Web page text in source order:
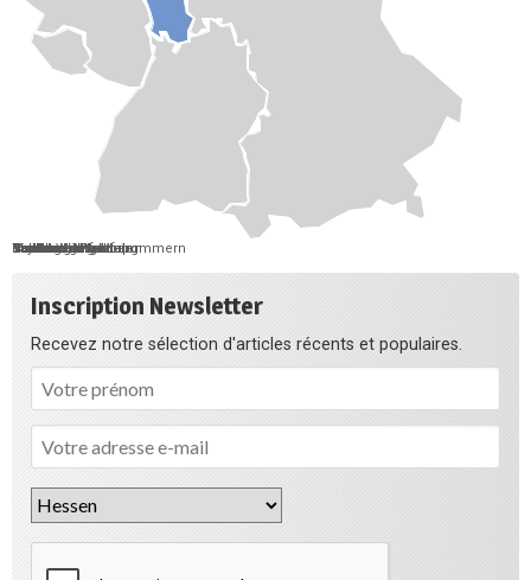
Berlin
Bremen
Hamburg
Saarland
Schleswig-Holstein
Mecklenburg-Vorpommern
Brandenburg
Niedersachsen
Sachsen-Anhalt
Sachsen
Thüringen
Hessen
Nordrhein-Westfalen
Rheinland-Pfalz
Baden-Württemberg
Bayern
Inscription Newsletter
Recevez notre sélection d'articles récents et populaires.